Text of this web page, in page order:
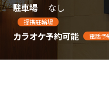
駐車場 なし
提携駐輪場
カラオケ予約可能 電話予